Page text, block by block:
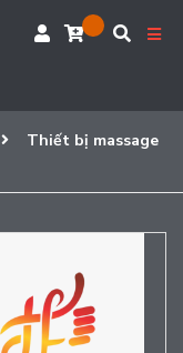
Thiết bị massage